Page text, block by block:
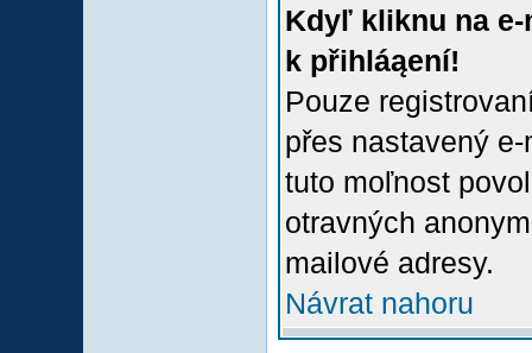
Kdyľ kliknu na
k přihláąení!
Pouze
přes nastavený
tuto moľnost
otravných
mailové adresy.
Návrat nahoru